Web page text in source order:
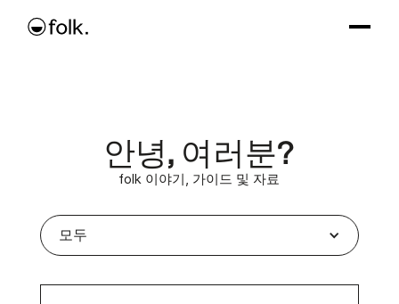
안녕, 여러분?
folk 이야기, 가이드 및 자료
모두